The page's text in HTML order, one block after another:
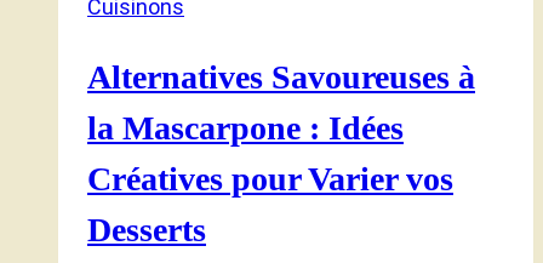
Cuisinons
Alternatives Savoureuses à
la Mascarpone : Idées
Créatives pour Varier vos
Desserts